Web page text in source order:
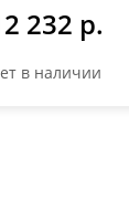
232 р.
в наличии